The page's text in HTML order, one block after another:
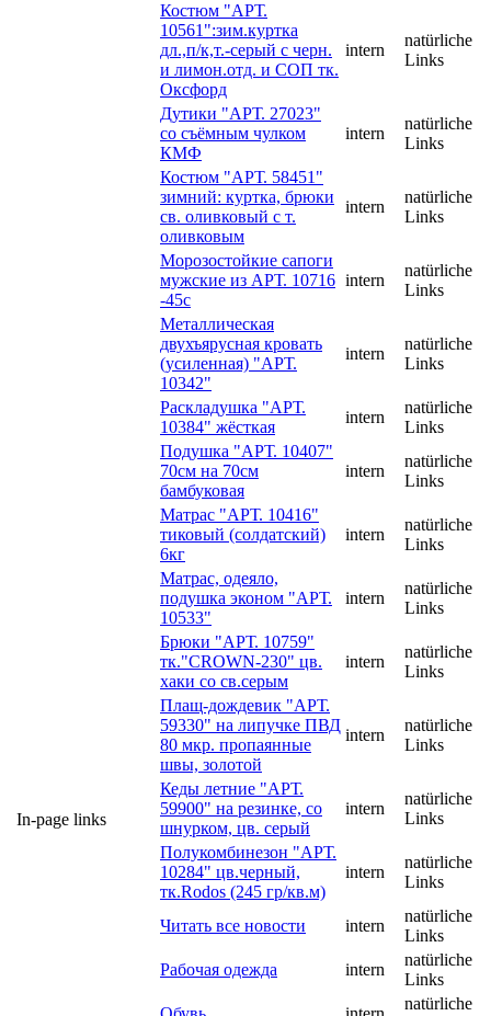
In-page links
Костюм "АРТ.
10561":зим.куртка
дл.,п/к,т.-серый с черн.
и лимон.отд. и СОП тк.
Оксфорд
intern
natürliche
Links
Дутики "АРТ. 27023"
со съёмным чулком
КМФ
intern
natürliche
Links
Костюм "АРТ. 58451"
зимний: куртка, брюки
св. оливковый с т.
оливковым
intern
natürliche
Links
Морозостойкие сапоги
мужские из АРТ. 10716
-45с
intern
natürliche
Links
Металлическая
двухъярусная кровать
(усиленная) "АРТ.
10342"
intern
natürliche
Links
Раскладушка "АРТ.
10384" жёсткая
intern
natürliche
Links
Подушка "АРТ. 10407"
70см на 70см
бамбуковая​
intern
natürliche
Links
Матрас "АРТ. 10416"
тиковый (солдатский)
6кг
intern
natürliche
Links
Матрас, одеяло,
подушка эконом "АРТ.
10533"
intern
natürliche
Links
Брюки "АРТ. 10759"
тк."CROWN-230" цв.
хаки со св.серым
intern
natürliche
Links
Плащ-дождевик "АРТ.
59330" на липучке ПВД
80 мкр. пропаянные
швы, золотой
intern
natürliche
Links
Кеды летние "АРТ.
59900" на резинке, со
шнурком, цв. cерый
intern
natürliche
Links
Полукомбинезон "АРТ.
10284" цв.черный,
тк.Rodos (245 гр/кв.м)
intern
natürliche
Links
Читать все новости intern
natürliche
Links
Рабочая одежда
intern
natürliche
Links
natürliche